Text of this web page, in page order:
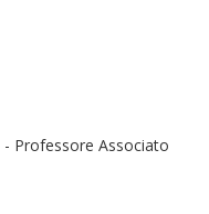
- Professore Associato